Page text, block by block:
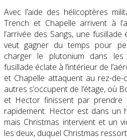
Avec l’aide des hélicoptères
Trench et Chapelle arrivent à
l’arrivée des Sangs, une
veut gagner du temps pour
charger le plutonium dans
fusillade éclate à l’intérieur de
et Chapelle attaquent au rez-
autres s’occupent de l’étage, où
et Hector finissent par
rapidement. Hector est dans un
mais Christmas intervient et un
les deux, duquel Christmas